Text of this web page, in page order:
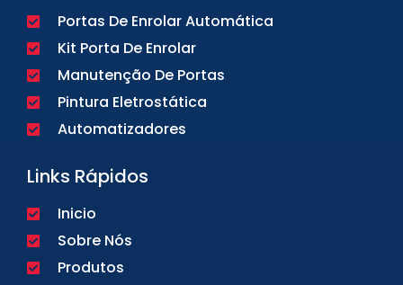
Portas De Enrolar Automática
Kit Porta De Enrolar
Manutenção De Portas
Pintura Eletrostática
Automatizadores
Links Rápidos
Inicio
Sobre Nós
Produtos